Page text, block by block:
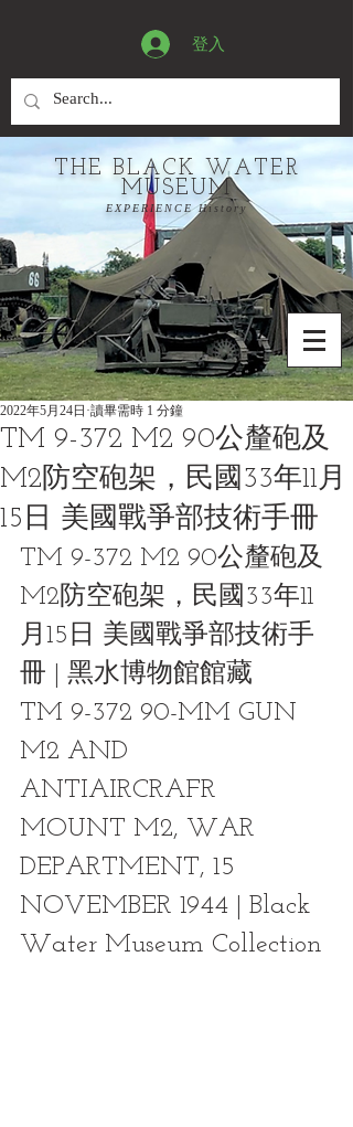
登入
THE BLACK WATER
MUSEUM
EXPERIENCE History
TM 9-372 M2 90公釐砲及
M2防空砲架，民國33年11月
15日 美國戰爭部技術手冊
2022年5月24日 讀畢需時 1 分鐘
TM 9-372 M2 90公釐砲及
M2防空砲架，民國33年11
月15日 美國戰爭部技術手
冊 | 黑水博物館館藏
TM 9-372 90-MM GUN
M2 AND
ANTIAIRCRAFR
MOUNT M2, WAR
DEPARTMENT, 15
NOVEMBER 1944 | Black
Water Museum Collection